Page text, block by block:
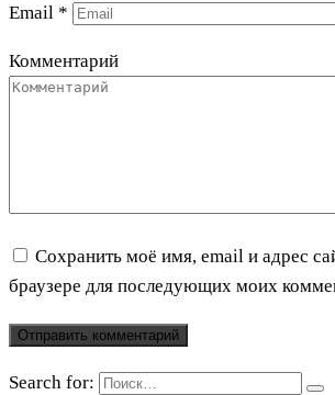
Email *
Комментарий
Сохранить моё имя, email и адрес
браузере для последующих моих
Search for: